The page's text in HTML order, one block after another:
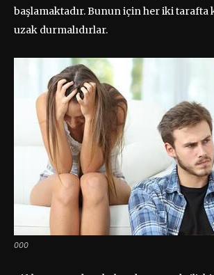
başlamaktadır. Bunun için her iki
uzak durmalıdırlar.
000